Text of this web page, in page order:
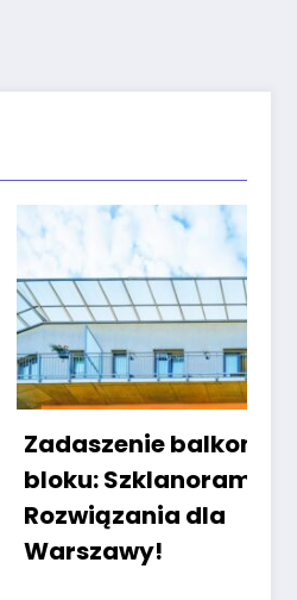
balkonu w
–
dla